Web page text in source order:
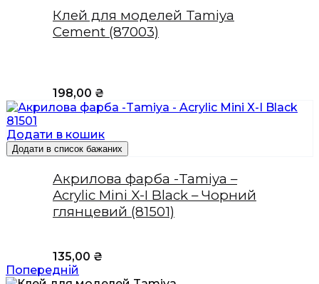
Клей для моделей Tamiya
Cement (87003)
198,00 ₴
Додати в кошик
Додати в список бажаних
Акрилова фарба -Tamiya –
Acrylic Mini X-I Black – Чорний
глянцевий (81501)
135,00 ₴
Попередній